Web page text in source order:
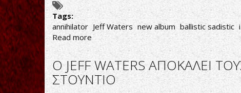
Tags:
annihilator Jeff Waters new album ballistic sadistic
Read more about
ANNIHILATOR:
ΑΚΟΥΣΤΕ
ΤΟ
ΠΡΩΤΟ
ΚΟΜΜΑΤΙ
O JEFF WATERS ΑΠΟΚΑΛΕΙ
ΣΤΟΥΝΤΙΟ